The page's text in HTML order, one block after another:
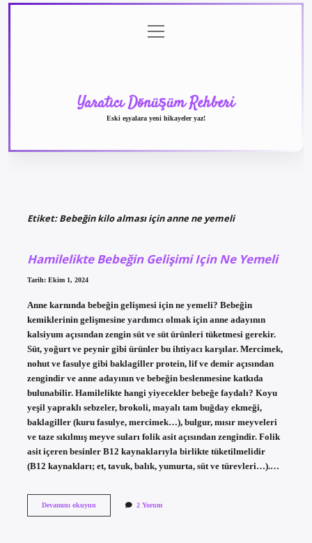
menüyü
aç
Yaratıcı Dönüşüm Rehberi
Eski eşyalara yeni hikayeler yaz!
Etiket:Bebeğin kilo alması için anne ne yemeli
Hamilelikte Bebeğin Gelişimi Için Ne Yemeli
Tarih: Ekim 1, 2024
Anne karnında bebeğin gelişmesi için ne yemeli? Bebeğin
kemiklerinin gelişmesine yardımcı olmak için anne adayının
kalsiyum açısından zengin süt ve süt ürünleri tüketmesi gerekir.
Süt, yoğurt ve peynir gibi ürünler bu ihtiyacı karşılar. Mercimek,
nohut ve fasulye gibi baklagiller protein, lif ve demir açısından
zengindir ve anne adayının ve bebeğin beslenmesine katkıda
bulunabilir. Hamilelikte hangi yiyecekler bebeğe faydalı? Koyu
yeşil yapraklı sebzeler, brokoli, mayalı tam buğday ekmeği,
baklagiller (kuru fasulye, mercimek…), bulgur, mısır meyveleri
ve taze sıkılmış meyve suları folik asit açısından zengindir. Folik
asit içeren besinler B12 kaynaklarıyla birlikte tüketilmelidir
(B12 kaynakları; et, tavuk, balık, yumurta, süt ve türevleri…).…
Devamını okuyunHamilelikte
2 Yorum